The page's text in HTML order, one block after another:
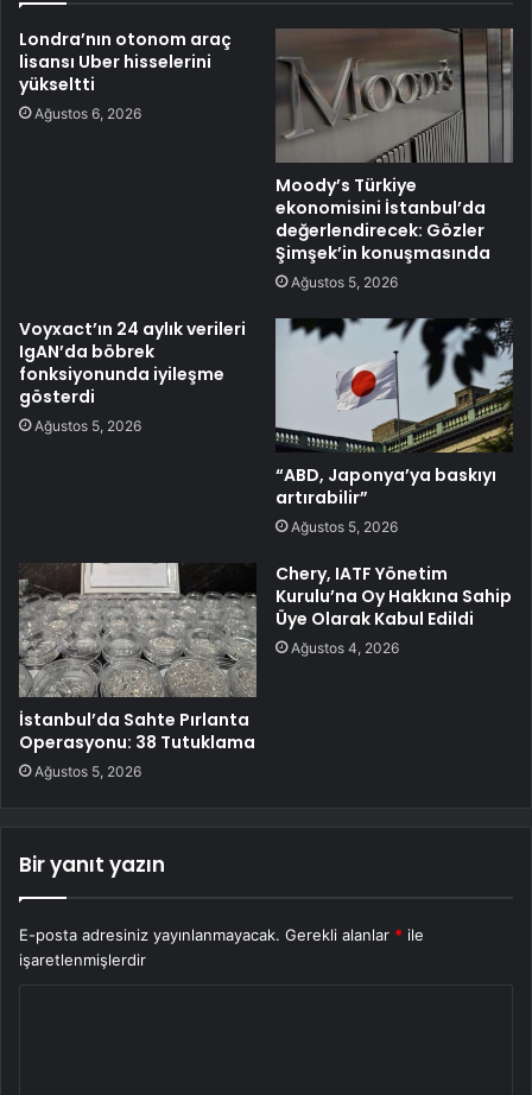
Londra’nın otonom araç
lisansı Uber hisselerini
yükseltti
Ağustos 6, 2026
Moody’s Türkiye
ekonomisini İstanbul’da
değerlendirecek: Gözler
Şimşek’in konuşmasında
Ağustos 5, 2026
Voyxact’ın 24 aylık verileri
IgAN’da böbrek
fonksiyonunda iyileşme
gösterdi
Ağustos 5, 2026
“ABD, Japonya’ya baskıyı
artırabilir”
Ağustos 5, 2026
İstanbul’da Sahte Pırlanta
Operasyonu: 38 Tutuklama
Ağustos 5, 2026
Chery, IATF Yönetim
Kurulu’na Oy Hakkına Sahip
Üye Olarak Kabul Edildi
Ağustos 4, 2026
Bir yanıt yazın
E-posta adresiniz yayınlanmayacak. Gerekli alanlar * ile
işaretlenmişlerdir